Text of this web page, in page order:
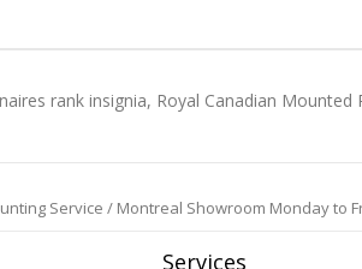
rank insignia, Royal Canadian
Service / Montreal Showroom Monday to
Services